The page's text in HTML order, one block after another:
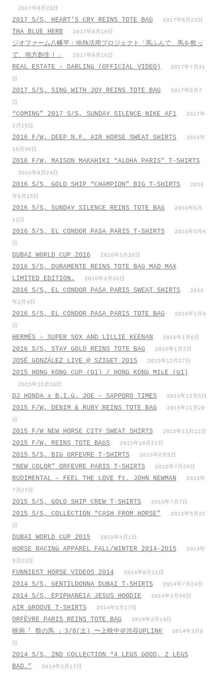
2017年8月23日
2017 S/S, HEART’S CRY REINS TOTE BAG 2017年8月23日
THA BLUE HERB 2017年8月19日
ジオファーム八幡平：地熱活用プロジェクト「馬ふんで、馬を救っ
て、地方創生！」
2017年8月16日
REAL ESTATE – DARLING (OFFICIAL VIDEO)
2017年7月31
日
2017 S/S, SING WITH JOY REINS TOTE BAG
2017年5月7
日
“COMING” 2017 S/S, SUNDAY SILENCE NIKE AF1
2017年
2月15日
2016 F/W, DEEP N.F. AIR HORSE SWEAT SHIRTS
2016年
10月30日
2016 F/W, MAISON MAKAHIKI “ALOHA PARIS” T-SHIRTS
2016年9月24日
2016 S/S, GOLD SHIP “CHAMPION” BIG T-SHIRTS
2016
年6月15日
2016 S/S, SUNDAY SILENCE REINS TOTE BAG
2016年6月
12日
2016 S/S, EL CONDOR PASA PARIS T-SHIRTS
2016年5月4
日
DUBAI WORLD CUP 2016 2016年3月28日
2016 S/S, DURAMENTE REINS TOTE BAG MAD MAX
LIMITED EDITION.
2016年3月16日
2016 S/S, EL CONDOR PASA PARIS SWEAT SHIRTS
2016
年2月4日
2016 S/S, EL CONDOR PASA PARIS TOTE BAG
2016年2月4
日
HERMÉS – SUPER SOX AND LILLIE KEENAN 2016年1月6日
2016 S/S, STAY GOLD REINS TOTE BAG 2016年1月2日
JOSÉ GONZÁLEZ LIVE @ SZIGET 2015 2015年12月27日
2015 HONG KONG CUP (G1) / HONG KONG MILE (G1)
2015年12月16日
DJ HONDA x B.I.G. JOE – SAPPORO TIMES 2015年12月5日
2015 F/W, DENIM & RUBY REINS TOTE BAG
2015年11月28
日
2015 F/W NEW HORSE CITY SWEAT SHIRTS 2015年11月12日
2015 F/W, REINS TOTE BAGS 2015年10月22日
2015 S/S, BIG ORFEVRE T-SHIRTS 2015年8月5日
“NEW COLOR” ORFEVRE PARIS T-SHIRTS 2015年7月29日
RUDIMENTAL – FEEL THE LOVE ft. JOHN NEWMAN
2015年
7月27日
2015 S/S, GOLD SHIP CREW T-SHIRTS 2015年7月7日
2015 S/S, COLLECTION “CASH FROM HORSE”
2015年5月22
日
DUBAI WORLD CUP 2015 2015年4月1日
HORSE RACING APPAREL FALL/WINTER 2014-2015
2014年
9月23日
FUNNIEST HORSE VIDEOS 2014 2014年8月11日
2014 S/S, GENTILDONNA DUBAI T-SHIRTS 2014年7月24日
2014 S/S, EPIPHANEIA JESUS HOODIE 2014年3月26日
AIR GROOVE T-SHIRTS 2014年3月17日
ORFÈVRE PARIS REINS TOTE BAG 2014年3月14日
映画『 祭の馬 』3/8(土) 〜上映中＠渋谷UPLINK
2014年3月8
日
2014 S/S, 2ND COLLECTION “4 LEGS GOOD, 2 LEGS
BAD.”
2014年2月17日